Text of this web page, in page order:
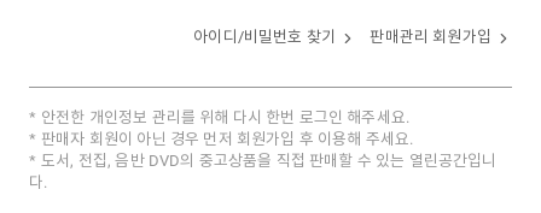
아이디/비밀번호 찾기 판매관리 회원가입
안전한 개인정보 관리를 위해 다시 한번 로그인 해주세요.
판매자 회원이 아닌 경우 먼저 회원가입 후 이용해 주세요.
도서, 전집, 음반 DVD의 중고상품을 직접 판매할 수 있는 열린공간입니
다.